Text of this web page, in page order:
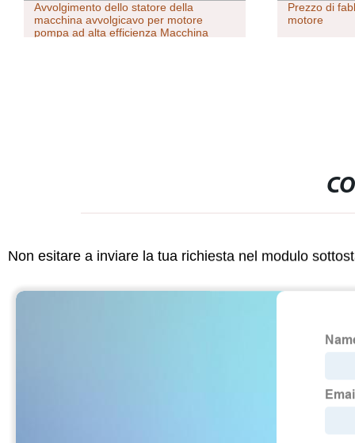
Avvolgimento dello statore della
macchina avvolgicavo per motore
pompa ad alta efficienza Macchina
Prezzo di
motore
Non esitare a inviare la tua richiesta nel modulo